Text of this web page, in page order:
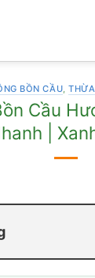
BỒN CẦU,
Cầu
|